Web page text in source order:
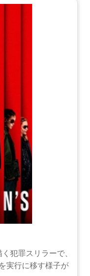
犯罪スリラーで、
実行に移す様子が